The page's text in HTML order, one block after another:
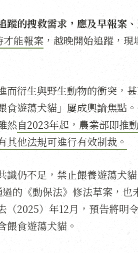
蹤的搜救需求，應及早報案
才能報案 ，越晚開始追蹤，
而衍生與野生動物的衝突，
食遊蕩犬貓」屢成輿論焦點
然自2023年起，農業部即推
他法規可進行有效制裁。
識仍不足，禁止餵養遊蕩犬
的《動保法》修法草案，也
2025）年12月，預告將明
餵食遊蕩犬貓。